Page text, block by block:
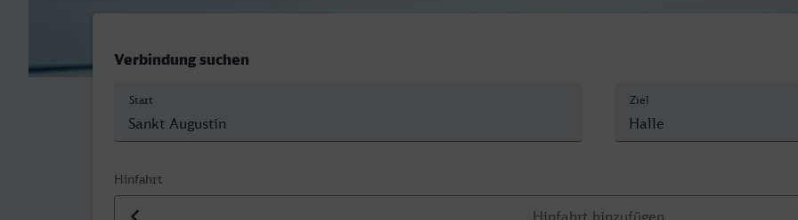
Verbindung suchen
Start Ziel
Hinfahrt
Datum der Hinfahrt